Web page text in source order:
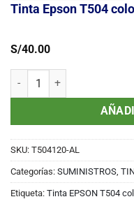
Tinta Epson T504
S/40.00
Tinta Epson T504 color
SKU: T504120-AL
Categorías: SUMINISTROS,
Etiqueta: Tinta EPSON T504